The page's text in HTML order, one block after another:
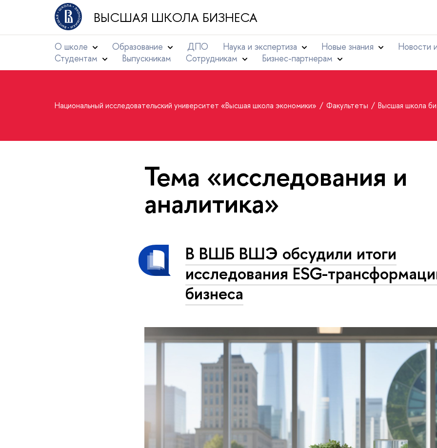
ВЫСШАЯ ШКОЛА БИЗНЕСА
О школе Образование ДПО Наука и экспертиза Новые знания
Новости
Студентам
Выпускникам Сотрудникам Бизнес-партнерам
Национальный исследовательский университет «Высшая школа экономики» Факультеты Высшая школа
Тема «исследования и
аналитика»
В ВШБ ВШЭ обсудили итоги
исследования ESG-
бизнеса